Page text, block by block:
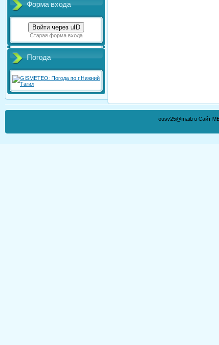
Форма входа
Войти через uID
Старая форма входа
Погода
ousv25@mail.ru Сайт